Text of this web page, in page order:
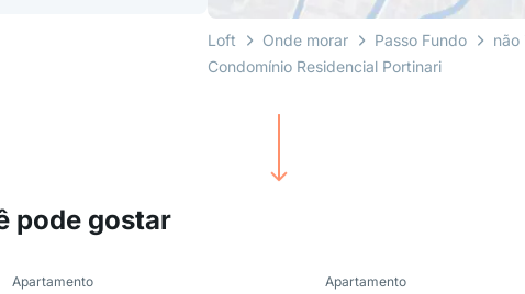
Loft Onde morar Passo Fundo não
Condomínio Residencial Portinari
pode gostar
Apartamento Apartamento